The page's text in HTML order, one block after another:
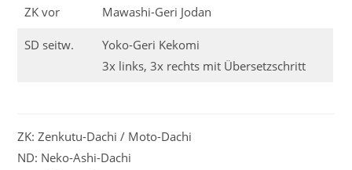
ZK vor Mawashi-Geri Jodan
SD seitw.
Yoko-Geri Kekomi
3x links, 3x rechts mit Übersetzschritt
ZK: Zenkutu-Dachi / Moto-Dachi
ND: Neko-Ashi-Dachi